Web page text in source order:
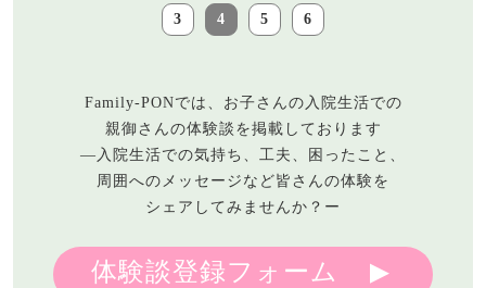
3 4 5 6
Family-PONでは、お子さんの入院生活での
親御さんの体験談を掲載しております
―入院生活での気持ち、工夫、困ったこと、
周囲へのメッセージなど皆さんの体験を
シェアしてみませんか？ー
体験談登録フォーム